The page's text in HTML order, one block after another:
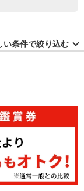
い条件で絞り込む